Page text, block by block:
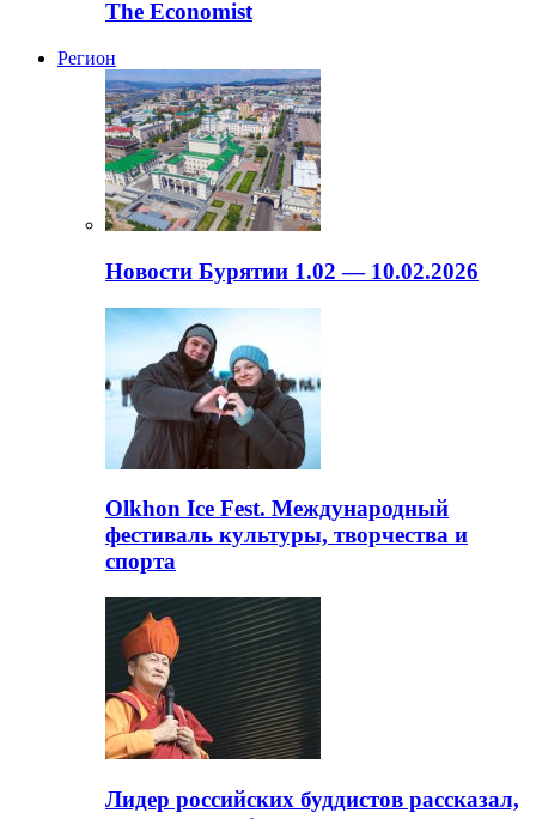
The Economist
Регион
Новости Бурятии 1.02 — 10.02.2026
Olkhon Ice Fest. Международный
фестиваль культуры, творчества и
спорта
Лидер российских буддистов рассказал,